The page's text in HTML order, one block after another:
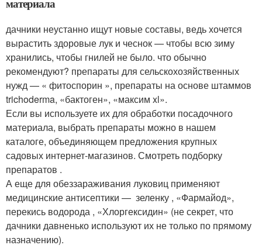
дачники неустанно ищут новые составы, ведь хочется
вырастить здоровые лук и чеснок — чтобы всю зиму
хранились, чтобы гнилей не было. что обычно
рекомендуют? препараты для сельскохозяйственных
нужд — « фитоспорин », препараты на основе штаммов
trichoderma, «бактоген», «максим xl».
Если вы используете их для обработки посадочного
материала, выбрать препараты можно в нашем
каталоге, объединяющем предложения крупных
садовых интернет-магазинов. Смотреть подборку
препаратов .
А еще для обеззараживания луковиц применяют
медицинские антисептики — зеленку , «Фармайод»,
перекись водорода , «Хлоргексидин» (не секрет, что
дачники давненько используют их не только по прямому
назначению).